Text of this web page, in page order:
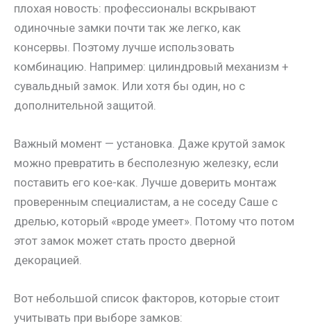
плохая новость: профессионалы вскрывают
одиночные замки почти так же легко, как
консервы. Поэтому лучше использовать
комбинацию. Например: цилиндровый механизм +
сувальдный замок. Или хотя бы один, но с
дополнительной защитой.
Важный момент — установка. Даже крутой замок
можно превратить в бесполезную железку, если
поставить его кое-как. Лучше доверить монтаж
проверенным специалистам, а не соседу Саше с
дрелью, который «вроде умеет». Потому что потом
этот замок может стать просто дверной
декорацией.
Вот небольшой список факторов, которые стоит
учитывать при выборе замков: